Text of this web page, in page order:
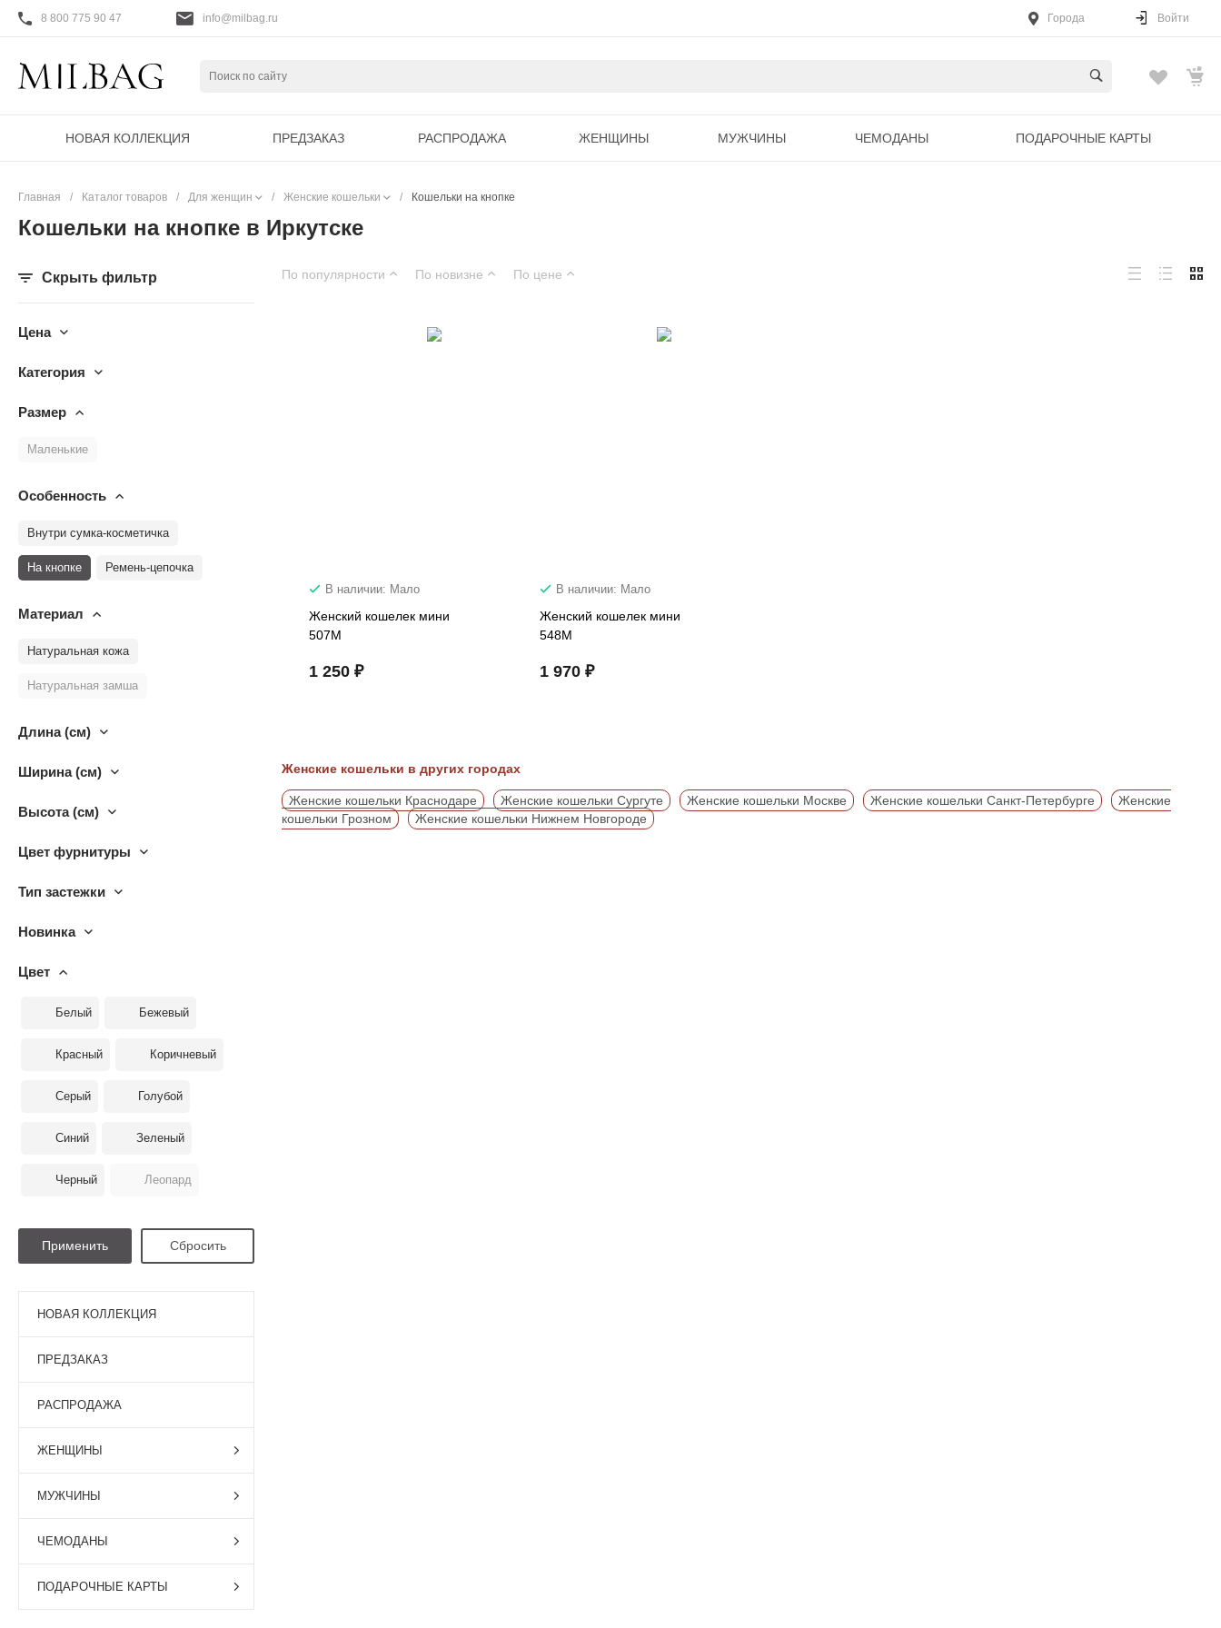
8 800 775 90 47 info@milbag.ru Города Войти
НОВАЯ КОЛЛЕКЦИЯ ПРЕДЗАКАЗ РАСПРОДАЖА ЖЕНЩИНЫ МУЖЧИНЫ ЧЕМОДАНЫ ПОДАРОЧНЫЕ КАРТЫ
Главная / Каталог товаров / Для женщин / Женские кошельки / Кошельки на кнопке
Кошельки на кнопке в Иркутске
Скрыть фильтр
Цена
Категория
Размер
Маленькие
Особенность
Внутри сумка-косметичка
На кнопке Ремень-цепочка
Материал
Натуральная кожа
Натуральная замша
Длина (см)
Ширина (см)
Высота (см)
Цвет фурнитуры
Тип застежки
Новинка
Цвет
Белый Бежевый
Красный Коричневый
Серый Голубой
Синий Зеленый
Черный Леопард
НОВАЯ КОЛЛЕКЦИЯ
ПРЕДЗАКАЗ
РАСПРОДАЖА
ЖЕНЩИНЫ
МУЖЧИНЫ
ЧЕМОДАНЫ
ПОДАРОЧНЫЕ КАРТЫ
По популярности По новизне По цене
В наличии: Мало
Женский кошелек мини
507M
1 250 ₽
В наличии: Мало
Женский кошелек мини
548M
1 970 ₽
Женские кошельки в других городах
Женские кошельки Краснодаре Женские кошельки Сургуте Женские кошельки Москве Женские кошельки Санкт-Петербурге
Женские
кошельки Грозном
Женские кошельки Нижнем Новгороде